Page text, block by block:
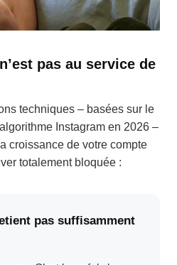
pas au service de
techniques – basées sur le
Instagram en 2026 –
croissance de votre compte
totalement bloquée :
pas suffisamment